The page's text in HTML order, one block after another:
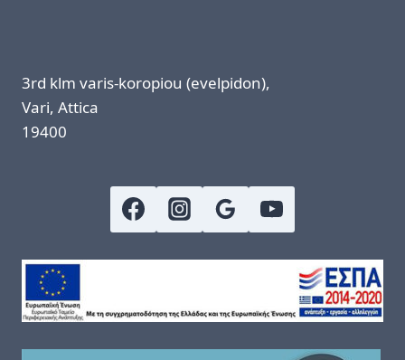
3rd klm varis-koropiou (evelpidon),
Vari, Attica
19400